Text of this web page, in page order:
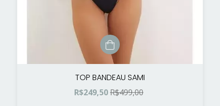
TOP BANDEAU SAMI
R$249,50R$499,00